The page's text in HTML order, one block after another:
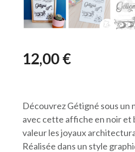
12,00€
Découvrez Gétigné sous un
avec cette affiche en noir et
valeur les joyaux
Réalisée dans un style